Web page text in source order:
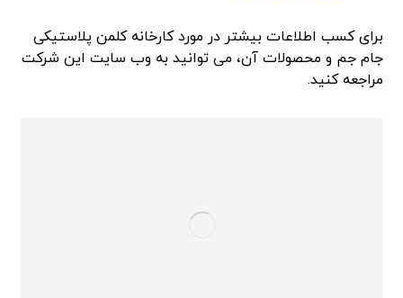
برای کسب اطلاعات بیشتر در مورد کارخانه کلمن پلاستیکی
جام جم و محصولات آن، می توانید به وب سایت این شرکت
مراجعه کنید.